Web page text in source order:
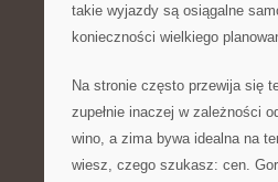
takie wyjazdy są osiągalne
konieczności wielkiego
Na stronie często przewija się
zupełnie inaczej w zależności
wino, a zima bywa idealna na
wiesz, czego szukasz: cen.